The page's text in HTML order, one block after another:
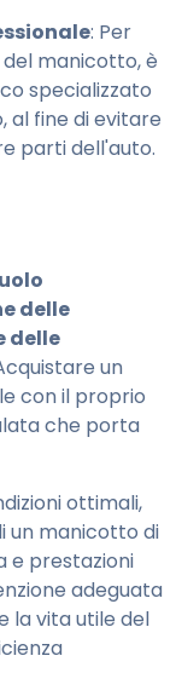
: Per
manicotto, è
specializzato
al fine di evitare
parti dell'auto.
delle
delle
un
con il proprio
che porta
ottimali,
un manicotto di
e prestazioni
adeguata
la vita utile del